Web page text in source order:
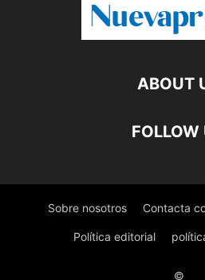
ABOUT
FOLLOW
Sobre nosotros Contacta
Política editorial
©